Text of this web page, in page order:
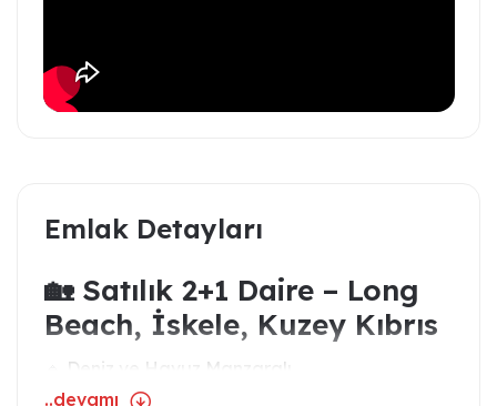
Emlak Detayları
🏡 Satılık 2+1 Daire – Long
Beach, İskele, Kuzey Kıbrıs
Deniz ve Havuz Manzaralı
..devamı